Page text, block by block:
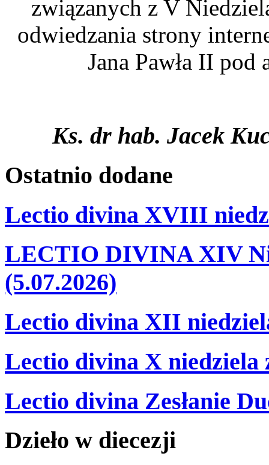
związanych z V
odwiedzania strony
Jana Pawła II
Ks. dr hab. Jacek
Ostatnio dodane
Lectio divina XVIII
LECTIO DIVINA XIV
(5.07.2026)
Lectio divina XII
Lectio divina X niedziela
Lectio divina Zesłanie
Dzieło w diecezji